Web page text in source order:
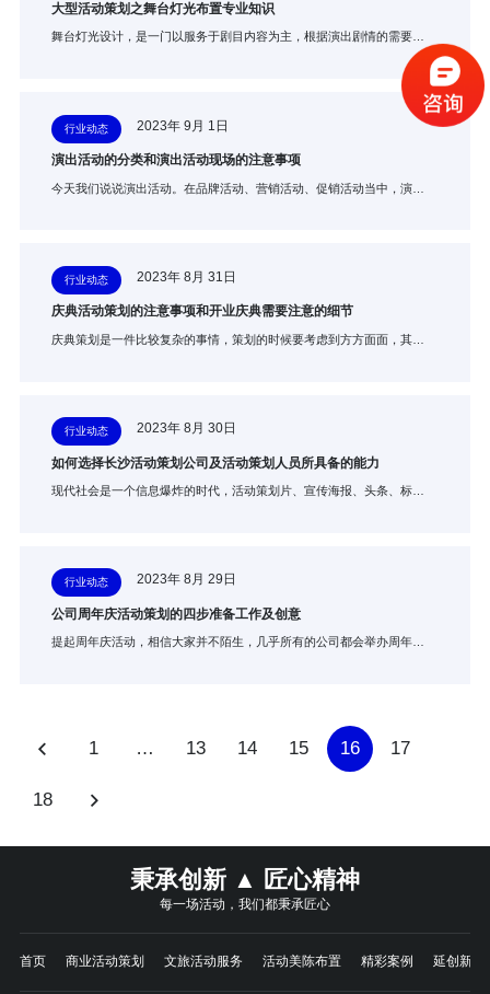
大型活动策划之舞台灯光布置专业知识
舞台灯光设计，是一门以服务于剧目内容为主，根据演出剧情的需要…
行业动态 2023年 9月 1日
演出活动的分类和演出活动现场的注意事项
今天我们说说演出活动。在品牌活动、营销活动、促销活动当中，演…
行业动态 2023年 8月 31日
庆典活动策划的注意事项和开业庆典需要注意的细节
庆典策划是一件比较复杂的事情，策划的时候要考虑到方方面面，其…
行业动态 2023年 8月 30日
如何选择长沙活动策划公司及活动策划人员所具备的能力
现代社会是一个信息爆炸的时代，活动策划片、宣传海报、头条、标…
行业动态 2023年 8月 29日
公司周年庆活动策划的四步准备工作及创意
提起周年庆活动，相信大家并不陌生，几乎所有的公司都会举办周年…
1 … 13 14 15 16 17
18
秉承创新 ▲ 匠心精神
每一场活动，我们都秉承匠心
首页 商业活动策划 文旅活动服务 活动美陈布置 精彩案例 延创新闻